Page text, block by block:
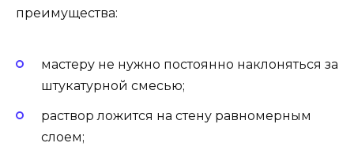
преимущества:
мастеру не нужно постоянно наклоняться за
штукатурной смесью;
раствор ложится на стену равномерным
слоем;